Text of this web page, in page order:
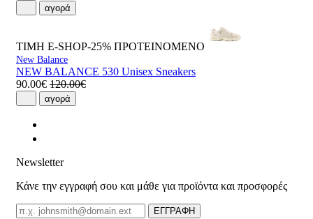
αγορά
ΤΙΜΗ E-SHOP-25% ΠΡΟΤΕΙΝΟΜΕΝΟ
New Balance
NEW BALANCE 530 Unisex Sneakers
90.00€ 120.00€
αγορά
Newsletter
Κάνε την εγγραφή σου και μάθε για προϊόντα και προσφορές
Email
ΕΓΓΡΑΦΗ